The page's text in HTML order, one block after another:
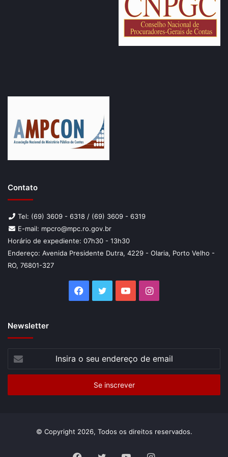
Contato
Tel: (69) 3609 - 6318 / (69) 3609 - 6319
E-mail: mpcro@mpc.ro.gov.br
Horário de expediente: 07h30 - 13h30
Endereço: Avenida Presidente Dutra, 4229 - Olaria, Porto Velho -
RO, 76801-327
Facebook
TwitterYouTubeInstagram
Newsletter
seu
de
© Copyright 2026, Todos os direitos reservados.